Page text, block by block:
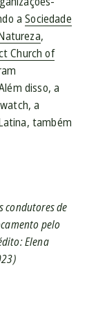
aSociedade
,
Church of
disso, a
a
também
condutores de
pelo
Elena